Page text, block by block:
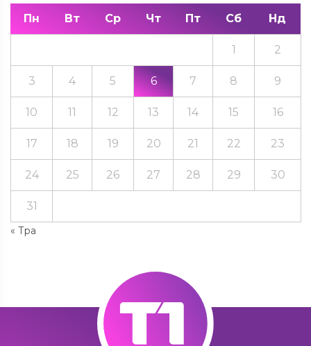
Пн Вт Ср Чт Пт Сб Нд
« Тра
1 2
3 4 5 6 7 8 9
10 11 12 13 14 15 16
17 18 19 20 21 22 23
24 25 26 27 28 29 30
31